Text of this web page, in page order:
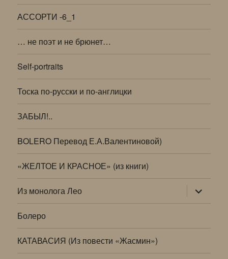
АССОРТИ -6_1
… не поэт и не брюнет…
Self-portraits
Тоска по-русски и по-англицки
ЗАБЫЛ!..
BOLERO Перевод Е.А.Валентиновой)
«ЖЕЛТОЕ И КРАСНОЕ» (из книги)
Из монолога Лео раскрыть
дочернее
меню
Болеро
КАТАВАСИЯ (Из повести «Жасмин»)